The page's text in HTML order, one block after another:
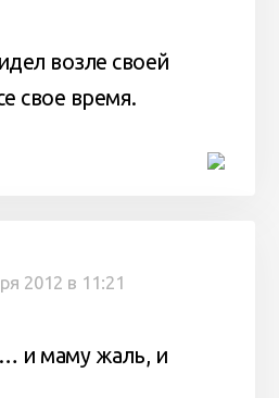
возле своей
свое время.
2012 в 11:21
и маму жаль, и